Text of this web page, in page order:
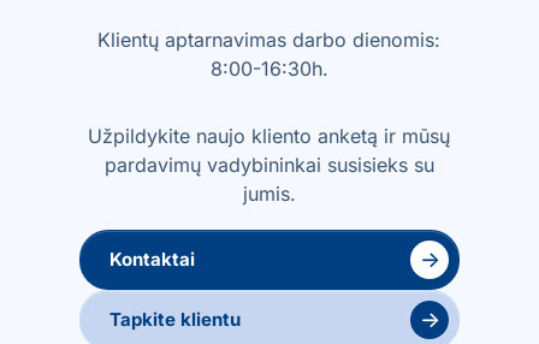
Klientų aptarnavimas darbo dienomis:
8:00-16:30h.
Užpildykite naujo kliento anketą ir mūsų
pardavimų vadybininkai susisieks su
jumis.
Kontaktai →
Tapkite klientu →